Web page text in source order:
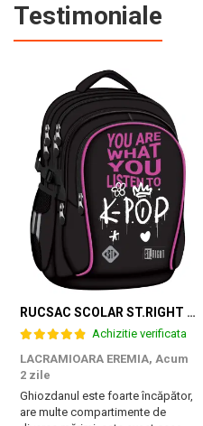
Testimoniale
RUCSAC SCOLAR ST.RIGHT 4 COMPARTIMENTE BP-01 K-POP RHYTHM 698002
Achizitie verificata
LACRAMIOARA EREMIA, Acum
2 zile
Ghiozdanul este foarte încăpător,
are multe compartimente de